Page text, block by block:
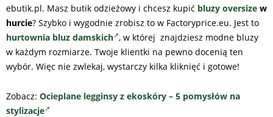
ebutik.pl. Masz butik odzieżowy i chcesz kupić bluzy oversize w
hurcie? Szybko i wygodnie zrobisz to w Factoryprice.eu. Jest to
hurtownia bluz damskich , w której znajdziesz modne bluzy
w każdym rozmiarze. Twoje klientki na pewno docenią ten
wybór. Więc nie zwlekaj, wystarczy kilka kliknięć i gotowe!
Zobacz: Ocieplane legginsy z ekoskóry – 5 pomysłów na
stylizacje